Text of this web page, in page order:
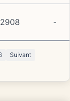
-
Suivant